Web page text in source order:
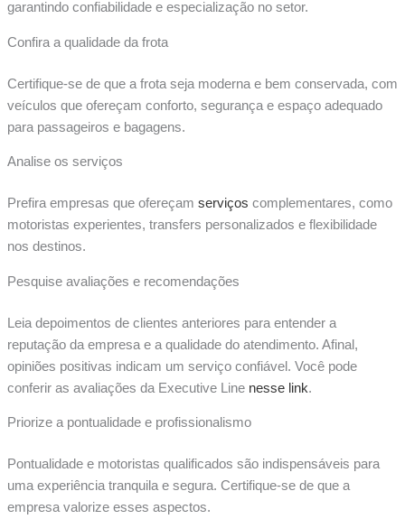
garantindo confiabilidade e especialização no setor.
Confira a qualidade da frota
Certifique-se de que a frota seja moderna e bem conservada, com
veículos que ofereçam conforto, segurança e espaço adequado
para passageiros e bagagens.
Analise os serviços
Prefira empresas que ofereçam serviços complementares, como
motoristas experientes, transfers personalizados e flexibilidade
nos destinos.
Pesquise avaliações e recomendações
Leia depoimentos de clientes anteriores para entender a
reputação da empresa e a qualidade do atendimento. Afinal,
opiniões positivas indicam um serviço confiável. Você pode
conferir as avaliações da Executive Line nesse link.
Priorize a pontualidade e profissionalismo
Pontualidade e motoristas qualificados são indispensáveis para
uma experiência tranquila e segura. Certifique-se de que a
empresa valorize esses aspectos.